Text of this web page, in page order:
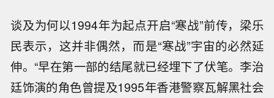
谈及为何以1994年为起点开启“寒战”前传，梁乐
民表示，这并非偶然，而是“寒战”宇宙的必然延
伸。“早在第一部的结尾就已经埋下了伏笔。李治
廷饰演的角色曾提及1995年香港警察瓦解黑社会